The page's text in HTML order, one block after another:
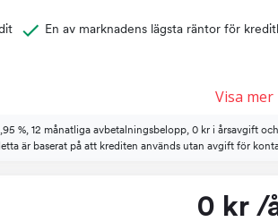
En av marknadens lägsta räntor för
Visa mer
%, 12 månatliga avbetalningsbelopp, 0 kr i årsavgift
är baserat på att krediten används utan avgift för
0 kr /